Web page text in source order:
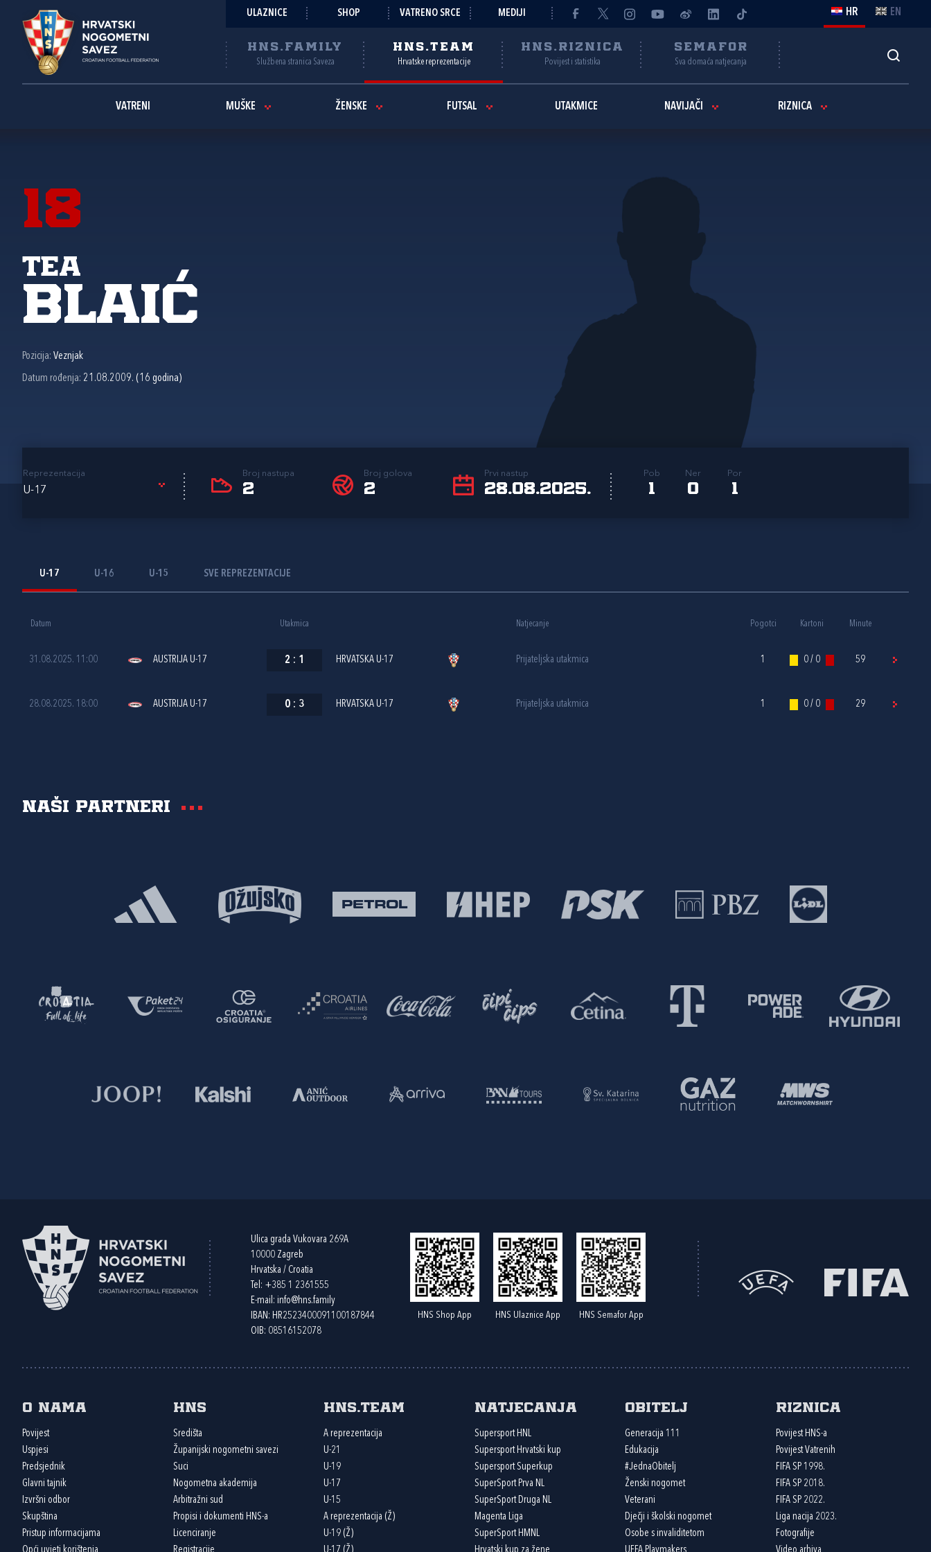
ULAZNICE SHOP VATRENO SRCE MEDIJI HR EN
HNS.FAMILY
Službena stranica Saveza
HNS.TEAM
Hrvatske reprezentacije
HNS.RIZNICA
Povijest i statistika
SEMAFOR
Sva domaća natjecanja
VATRENI MUŠKE ŽENSKE FUTSAL UTAKMICE NAVIJAČI RIZNICA
18
Tea
Blaić
Pozicija: Veznjak
Datum rođenja: 21.08.2009. (16 godina)
Reprezentacija
U-17
Broj nastupa
2
Broj golova
2
Prvi nastup
28.08.2025.
Pob
1
Ner
0
Por
1
U-17 U-16 U-15 SVE REPREZENTACIJE
Datum Utakmica Natjecanje Pogotci Kartoni Minute
31.08.2025. 11:00 AUSTRIJA U-17 2 : 1 HRVATSKA U-17 Prijateljska utakmica 1 0 / 0 59
28.08.2025. 18:00 AUSTRIJA U-17 0 : 3 HRVATSKA U-17 Prijateljska utakmica 1 0 / 0 29
Naši partneri
Ulica grada Vukovara 269A
10000 Zagreb
Hrvatska / Croatia
Tel: +385 1 2361555
E-mail: info@hns.family
IBAN: HR2523400091100187844
OIB: 08516152078
HNS Shop App HNS Ulaznice App HNS Semafor App
O nama
Povijest
Uspjesi
Predsjednik
Glavni tajnik
Izvršni odbor
Skupština
Pristup informacijama
HNS
Središta
Županijski nogometni savezi
Suci
Nogometna akademija
Arbitražni sud
Propisi i dokumenti HNS-a
Licenciranje
HNS.team
A reprezentacija
U-21
U-19
U-17
U-15
A reprezentacija (Ž)
U-19 (Ž)
Natjecanja
Supersport HNL
Supersport Hrvatski kup
Supersport Superkup
SuperSport Prva NL
SuperSport Druga NL
Magenta Liga
SuperSport HMNL
Obitelj
Generacija 111
Edukacija
#JednaObitelj
Ženski nogomet
Veterani
Dječji i školski nogomet
Osobe s invaliditetom
Riznica
Povijest HNS-a
Povijest Vatrenih
FIFA SP 1998.
FIFA SP 2018.
FIFA SP 2022.
Liga nacija 2023.
Fotografije